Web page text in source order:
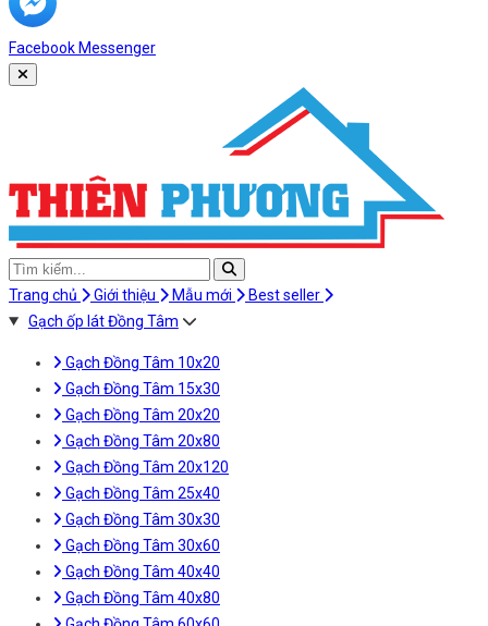
Facebook Messenger
Trang chủ Giới thiệu Mẫu mới
Best seller
Gạch ốp lát Đồng Tâm
Gạch Đồng Tâm 10x20
Gạch Đồng Tâm 15x30
Gạch Đồng Tâm 20x20
Gạch Đồng Tâm 20x80
Gạch Đồng Tâm 20x120
Gạch Đồng Tâm 25x40
Gạch Đồng Tâm 30x30
Gạch Đồng Tâm 30x60
Gạch Đồng Tâm 40x40
Gạch Đồng Tâm 40x80